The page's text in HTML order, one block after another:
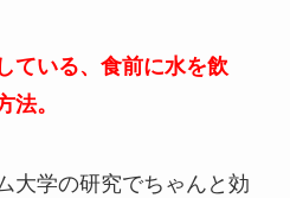
ている、食前に水を飲
法。
大学の研究でちゃんと効